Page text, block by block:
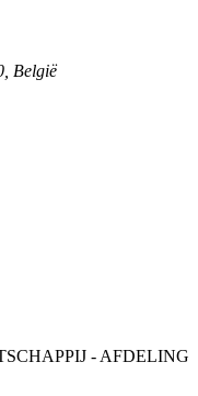
België
- AFDELING